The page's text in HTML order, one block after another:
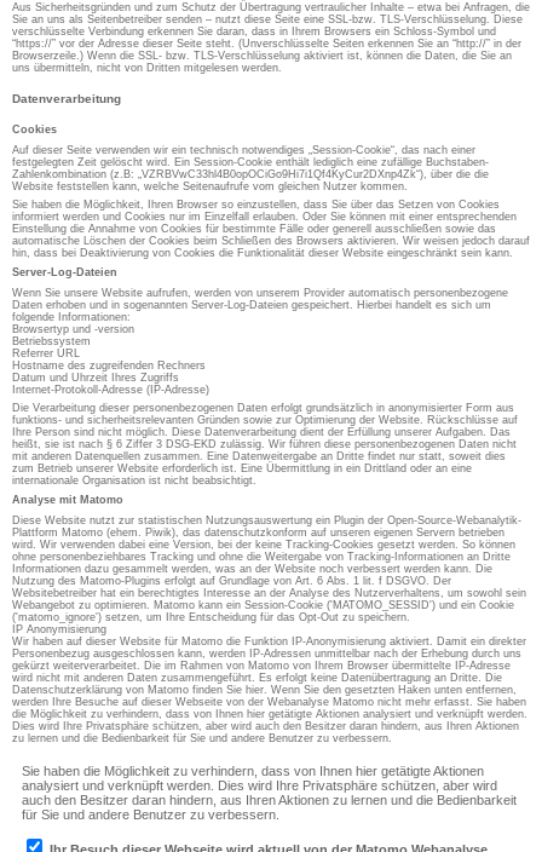
Aus Sicherheitsgründen und zum Schutz der Übertragung vertraulicher Inhalte – etwa bei Anfragen, die
Sie an uns als Seitenbetreiber senden – nutzt diese Seite eine SSL-bzw. TLS-Verschlüsselung. Diese
verschlüsselte Verbindung erkennen Sie daran, dass in Ihrem Browsers ein Schloss-Symbol und
“https://” vor der Adresse dieser Seite steht. (Unverschlüsselte Seiten erkennen Sie an “http://” in der
Browserzeile.) Wenn die SSL- bzw. TLS-Verschlüsselung aktiviert ist, können die Daten, die Sie an
uns übermitteln, nicht von Dritten mitgelesen werden.
Datenverarbeitung
Cookies
Auf dieser Seite verwenden wir ein technisch notwendiges „Session-Cookie“, das nach einer
festgelegten Zeit gelöscht wird. Ein Session-Cookie enthält lediglich eine zufällige Buchstaben-
Zahlenkombination (z.B: „VZRBVwC33hl4B0opOCiGo9Hi7i1Qf4KyCur2DXnp4Zk“), über die die
Website feststellen kann, welche Seitenaufrufe vom gleichen Nutzer kommen.
Sie haben die Möglichkeit, Ihren Browser so einzustellen, dass Sie über das Setzen von Cookies
informiert werden und Cookies nur im Einzelfall erlauben. Oder Sie können mit einer entsprechenden
Einstellung die Annahme von Cookies für bestimmte Fälle oder generell ausschließen sowie das
automatische Löschen der Cookies beim Schließen des Browsers aktivieren. Wir weisen jedoch darauf
hin, dass bei Deaktivierung von Cookies die Funktionalität dieser Website eingeschränkt sein kann.
Server-Log-Dateien
Wenn Sie unsere Website aufrufen, werden von unserem Provider automatisch personenbezogene
Daten erhoben und in sogenannten Server-Log-Dateien gespeichert. Hierbei handelt es sich um
folgende Informationen:
Browsertyp und -version
Betriebssystem
Referrer URL
Hostname des zugreifenden Rechners
Datum und Uhrzeit Ihres Zugriffs
Internet-Protokoll-Adresse (IP-Adresse)
Die Verarbeitung dieser personenbezogenen Daten erfolgt grundsätzlich in anonymisierter Form aus
funktions- und sicherheitsrelevanten Gründen sowie zur Optimierung der Website. Rückschlüsse auf
Ihre Person sind nicht möglich. Diese Datenverarbeitung dient der Erfüllung unserer Aufgaben. Das
heißt, sie ist nach § 6 Ziffer 3 DSG-EKD zulässig. Wir führen diese personenbezogenen Daten nicht
mit anderen Datenquellen zusammen. Eine Datenweitergabe an Dritte findet nur statt, soweit dies
zum Betrieb unserer Website erforderlich ist. Eine Übermittlung in ein Drittland oder an eine
internationale Organisation ist nicht beabsichtigt.
Analyse mit Matomo
Diese Website nutzt zur statistischen Nutzungsauswertung ein Plugin der Open-Source-Webanalytik-
Plattform Matomo (ehem. Piwik), das datenschutzkonform auf unseren eigenen Servern betrieben
wird. Wir verwenden dabei eine Version, bei der keine Tracking-Cookies gesetzt werden. So können
ohne personenbeziehbares Tracking und ohne die Weitergabe von Tracking-Informationen an Dritte
Informationen dazu gesammelt werden, was an der Website noch verbessert werden kann. Die
Nutzung des Matomo-Plugins erfolgt auf Grundlage von Art. 6 Abs. 1 lit. f DSGVO. Der
Websitebetreiber hat ein berechtigtes Interesse an der Analyse des Nutzerverhaltens, um sowohl sein
Webangebot zu optimieren. Matomo kann ein Session-Cookie ('MATOMO_SESSID') und ein Cookie
('matomo_ignore') setzen, um Ihre Entscheidung für das Opt-Out zu speichern.
IP Anonymisierung
Wir haben auf dieser Website für Matomo die Funktion IP-Anonymisierung aktiviert. Damit ein direkter
Personenbezug ausgeschlossen kann, werden IP-Adressen unmittelbar nach der Erhebung durch uns
gekürzt weiterverarbeitet. Die im Rahmen von Matomo von Ihrem Browser übermittelte IP-Adresse
wird nicht mit anderen Daten zusammengeführt. Es erfolgt keine Datenübertragung an Dritte. Die
Datenschutzerklärung von Matomo finden Sie hier. Wenn Sie den gesetzten Haken unten entfernen,
werden Ihre Besuche auf dieser Webseite von der Webanalyse Matomo nicht mehr erfasst. Sie haben
die Möglichkeit zu verhindern, dass von Ihnen hier getätigte Aktionen analysiert und verknüpft werden.
Dies wird Ihre Privatsphäre schützen, aber wird auch den Besitzer daran hindern, aus Ihren Aktionen
zu lernen und die Bedienbarkeit für Sie und andere Benutzer zu verbessern.